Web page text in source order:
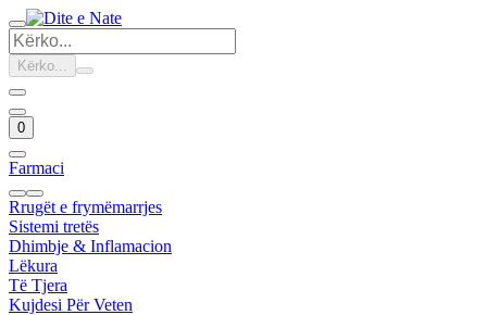
Kërko...
0
Farmaci
Rrugët e frymëmarrjes
Sistemi tretës
Dhimbje & Inflamacion
Lëkura
Të Tjera
Kujdesi Për Veten